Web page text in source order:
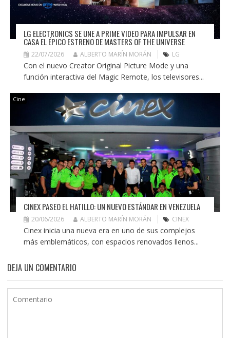
LG ELECTRONICS SE UNE A PRIME VIDEO PARA IMPULSAR EN
CASA EL ÉPICO ESTRENO DE MASTERS OF THE UNIVERSE
22/07/2026 ALBERTO MARÍN MORÁN LG
Con el nuevo Creator Original Picture Mode y una
función interactiva del Magic Remote, los televisores...
Cine
CINEX PASEO EL HATILLO: UN NUEVO ESTÁNDAR EN VENEZUELA
20/06/2026 ALBERTO MARÍN MORÁN CINEX
Cinex inicia una nueva era en uno de sus complejos
más emblemáticos, con espacios renovados llenos...
DEJA UN COMENTARIO